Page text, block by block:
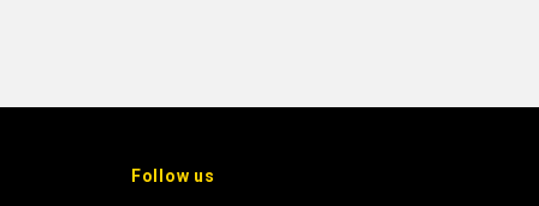
Follow us